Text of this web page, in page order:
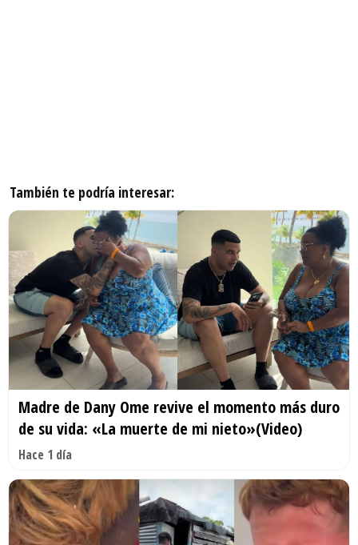
También te podría interesar:
Madre de Dany Ome revive el momento más duro
de su vida: «La muerte de mi nieto»(Video)
Hace 1 día